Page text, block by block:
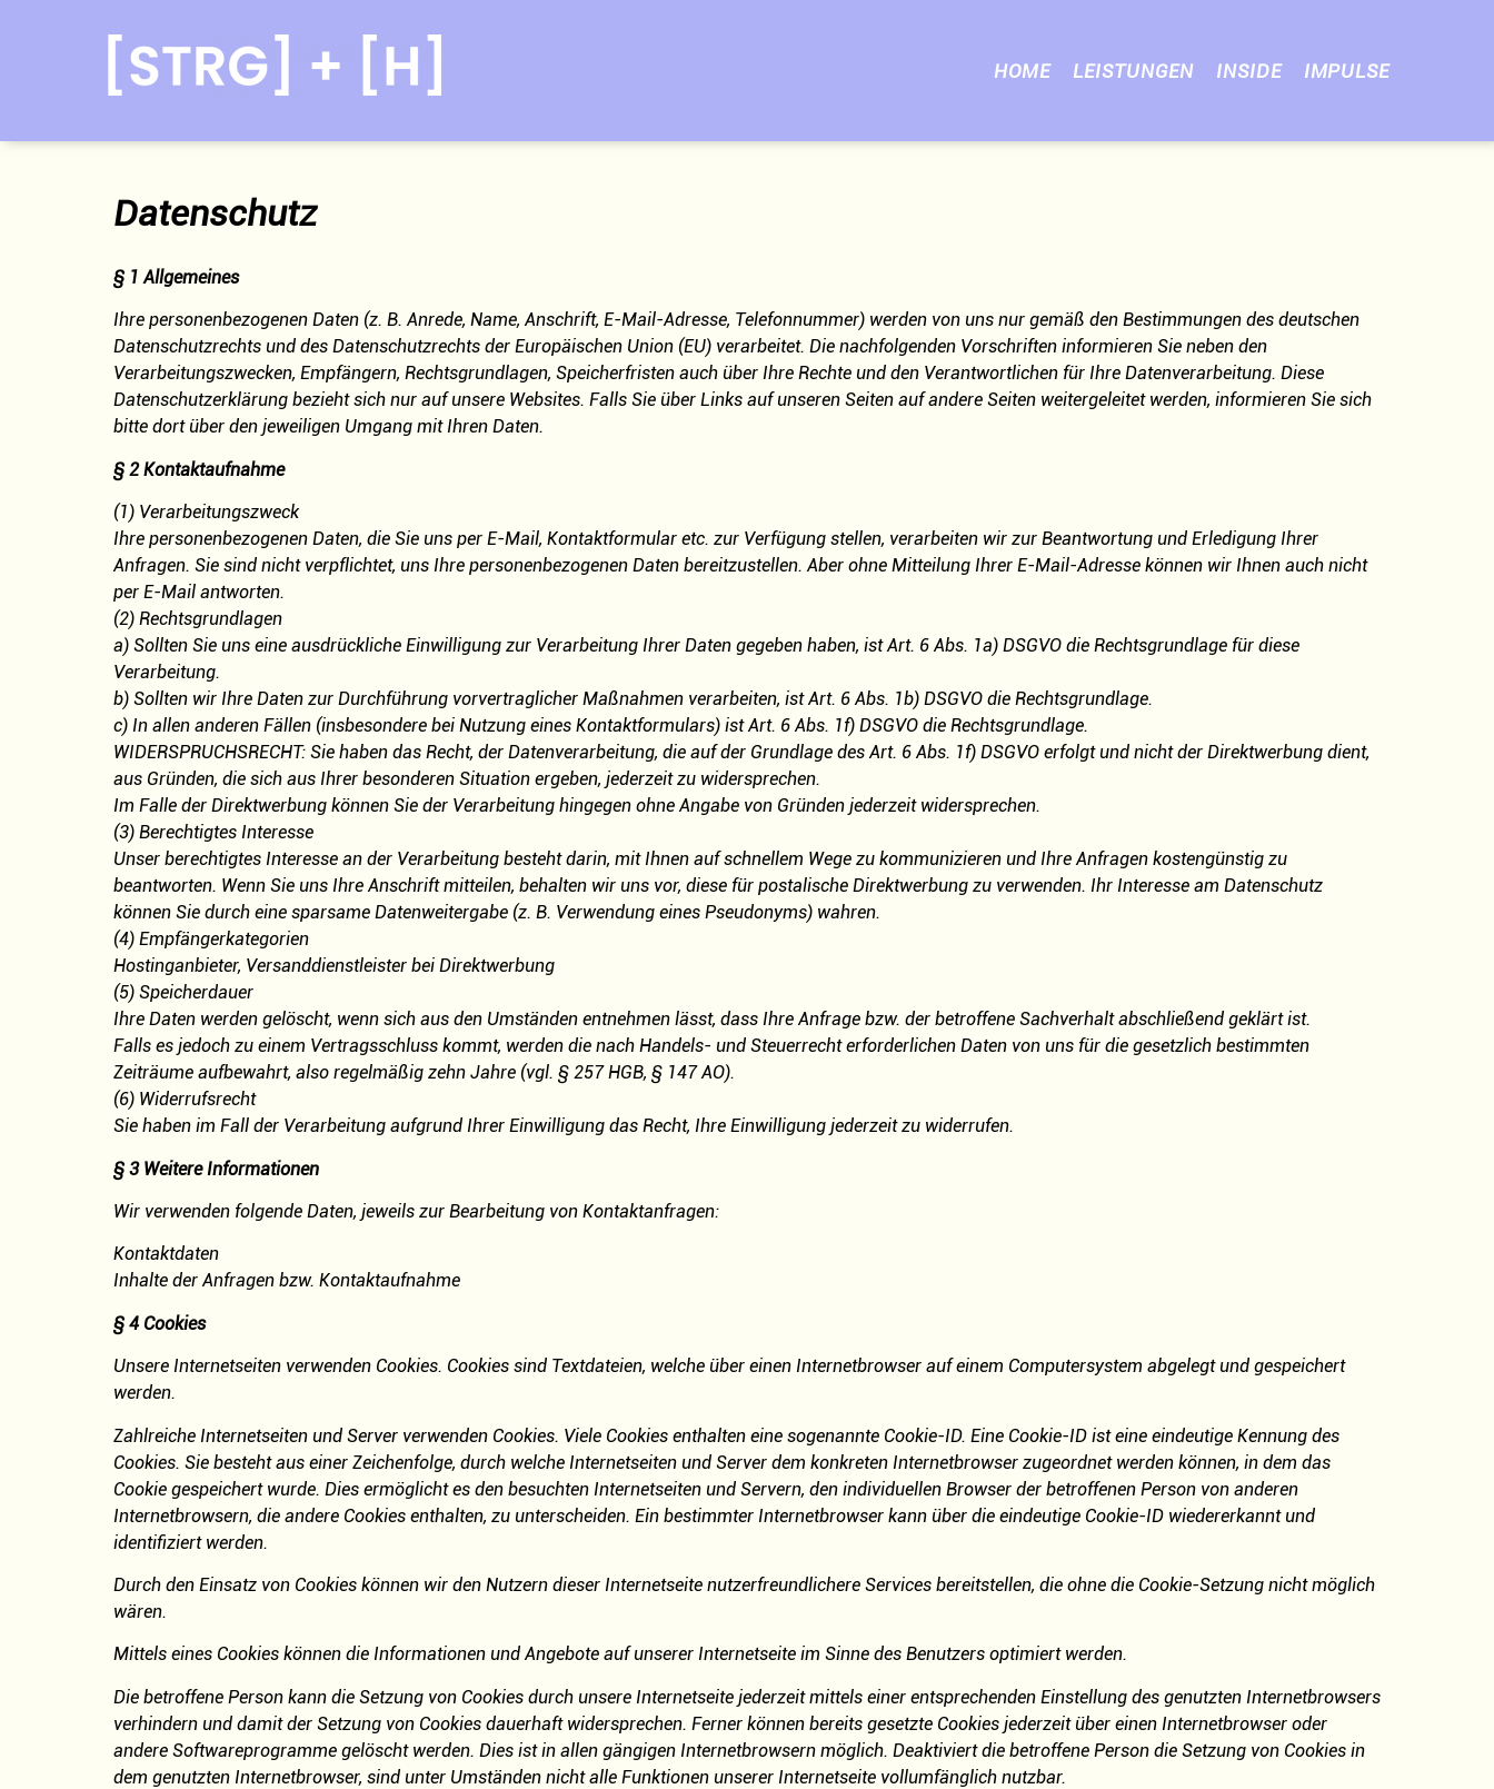
HOME LEISTUNGEN INSIDE IMPULSE
Datenschutz
§ 1 Allgemeines
Ihre personenbezogenen Daten (z. B. Anrede, Name, Anschrift, E-Mail-Adresse, Telefonnummer) werden von uns nur gemäß den Bestimmungen des deutschen
Datenschutzrechts und des Datenschutzrechts der Europäischen Union (EU) verarbeitet. Die nachfolgenden Vorschriften informieren Sie neben den
Verarbeitungszwecken, Empfängern, Rechtsgrundlagen, Speicherfristen auch über Ihre Rechte und den Verantwortlichen für Ihre Datenverarbeitung. Diese
Datenschutzerklärung bezieht sich nur auf unsere Websites. Falls Sie über Links auf unseren Seiten auf andere Seiten weitergeleitet werden, informieren Sie sich
bitte dort über den jeweiligen Umgang mit Ihren Daten.
§ 2 Kontaktaufnahme
(1) Verarbeitungszweck
Ihre personenbezogenen Daten, die Sie uns per E-Mail, Kontaktformular etc. zur Verfügung stellen, verarbeiten wir zur Beantwortung und Erledigung Ihrer
Anfragen. Sie sind nicht verpflichtet, uns Ihre personenbezogenen Daten bereitzustellen. Aber ohne Mitteilung Ihrer E-Mail-Adresse können wir Ihnen auch nicht
per E-Mail antworten.
(2) Rechtsgrundlagen
a) Sollten Sie uns eine ausdrückliche Einwilligung zur Verarbeitung Ihrer Daten gegeben haben, ist Art. 6 Abs. 1a) DSGVO die Rechtsgrundlage für diese
Verarbeitung.
b) Sollten wir Ihre Daten zur Durchführung vorvertraglicher Maßnahmen verarbeiten, ist Art. 6 Abs. 1b) DSGVO die Rechtsgrundlage.
c) In allen anderen Fällen (insbesondere bei Nutzung eines Kontaktformulars) ist Art. 6 Abs. 1f) DSGVO die Rechtsgrundlage.
WIDERSPRUCHSRECHT: Sie haben das Recht, der Datenverarbeitung, die auf der Grundlage des Art. 6 Abs. 1f) DSGVO erfolgt und nicht der Direktwerbung dient,
aus Gründen, die sich aus Ihrer besonderen Situation ergeben, jederzeit zu widersprechen.
Im Falle der Direktwerbung können Sie der Verarbeitung hingegen ohne Angabe von Gründen jederzeit widersprechen.
(3) Berechtigtes Interesse
Unser berechtigtes Interesse an der Verarbeitung besteht darin, mit Ihnen auf schnellem Wege zu kommunizieren und Ihre Anfragen kostengünstig zu
beantworten. Wenn Sie uns Ihre Anschrift mitteilen, behalten wir uns vor, diese für postalische Direktwerbung zu verwenden. Ihr Interesse am Datenschutz
können Sie durch eine sparsame Datenweitergabe (z. B. Verwendung eines Pseudonyms) wahren.
(4) Empfängerkategorien
Hostinganbieter, Versanddienstleister bei Direktwerbung
(5) Speicherdauer
Ihre Daten werden gelöscht, wenn sich aus den Umständen entnehmen lässt, dass Ihre Anfrage bzw. der betroffene Sachverhalt abschließend geklärt ist.
Falls es jedoch zu einem Vertragsschluss kommt, werden die nach Handels- und Steuerrecht erforderlichen Daten von uns für die gesetzlich bestimmten
Zeiträume aufbewahrt, also regelmäßig zehn Jahre (vgl. § 257 HGB, § 147 AO).
(6) Widerrufsrecht
Sie haben im Fall der Verarbeitung aufgrund Ihrer Einwilligung das Recht, Ihre Einwilligung jederzeit zu widerrufen.
§ 3 Weitere Informationen
Wir verwenden folgende Daten, jeweils zur Bearbeitung von Kontaktanfragen:
Kontaktdaten
Inhalte der Anfragen bzw. Kontaktaufnahme
§ 4 Cookies
Unsere Internetseiten verwenden Cookies. Cookies sind Textdateien, welche über einen Internetbrowser auf einem Computersystem abgelegt und gespeichert
werden.
Zahlreiche Internetseiten und Server verwenden Cookies. Viele Cookies enthalten eine sogenannte Cookie-ID. Eine Cookie-ID ist eine eindeutige Kennung des
Cookies. Sie besteht aus einer Zeichenfolge, durch welche Internetseiten und Server dem konkreten Internetbrowser zugeordnet werden können, in dem das
Cookie gespeichert wurde. Dies ermöglicht es den besuchten Internetseiten und Servern, den individuellen Browser der betroffenen Person von anderen
Internetbrowsern, die andere Cookies enthalten, zu unterscheiden. Ein bestimmter Internetbrowser kann über die eindeutige Cookie-ID wiedererkannt und
identifiziert werden.
Durch den Einsatz von Cookies können wir den Nutzern dieser Internetseite nutzerfreundlichere Services bereitstellen, die ohne die Cookie-Setzung nicht möglich
wären.
Mittels eines Cookies können die Informationen und Angebote auf unserer Internetseite im Sinne des Benutzers optimiert werden.
Die betroffene Person kann die Setzung von Cookies durch unsere Internetseite jederzeit mittels einer entsprechenden Einstellung des genutzten Internetbrowsers
verhindern und damit der Setzung von Cookies dauerhaft widersprechen. Ferner können bereits gesetzte Cookies jederzeit über einen Internetbrowser oder
andere Softwareprogramme gelöscht werden. Dies ist in allen gängigen Internetbrowsern möglich. Deaktiviert die betroffene Person die Setzung von Cookies in
dem genutzten Internetbrowser, sind unter Umständen nicht alle Funktionen unserer Internetseite vollumfänglich nutzbar.